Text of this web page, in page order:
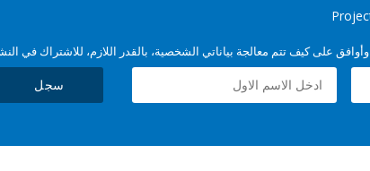
وأوافق على كيف تتم معالجة بياناتي الشخصية، بالقدر اللازم، للاشتراك في
سجل